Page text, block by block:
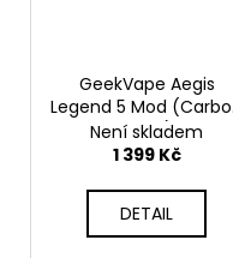
GeekVape Aegis
Legend 5 Mod
Black)
Není skladem
1 399 Kč
DETAIL